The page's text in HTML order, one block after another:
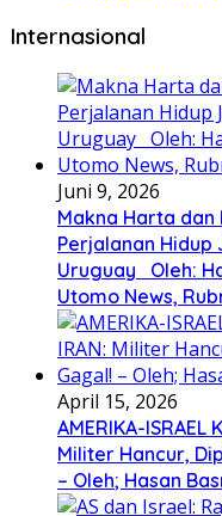
Internasional
Juni 9, 2026
Makna Harta
Perjalanan Hidup
Uruguay Oleh:
Utomo News,
April 15, 2026
AMERIKA-ISRAEL
Militer Hancur,
– Oleh; Hasan